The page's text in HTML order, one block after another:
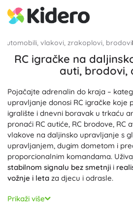
Automobili, vlakovi, zrakoplovi, brodovi
RC igračke na
auti, brodovi,
Pojačajte adrenalin do kraja –
upravljanje donosi RC igračke koje
igralište i dnevni boravak u trkaću
pronaći RC autiće, RC brodove, RC
vlakove na daljinsko upravljanje s
upravljanjem, dugim dometom i
proporcionalnim komandama.
stabilnom signalu bez smetnji i
vožnje i leta za djecu i odrasle.
Za cestu i teren tu su terenski RC
auto s glatkim gumama i buggy s
Prikaži više